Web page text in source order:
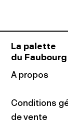
La palette
du Faubourg
A propos
Conditions
de vente